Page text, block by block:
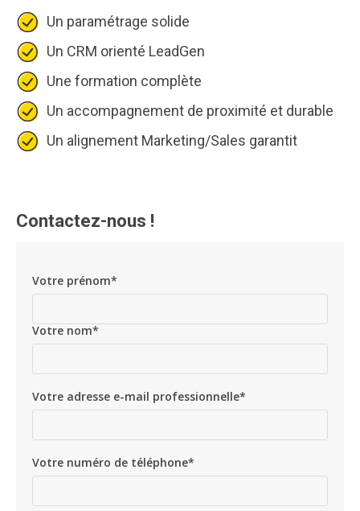
Un paramétrage solide
Un CRM orienté LeadGen
Une formation complète
Un accompagnement de proximité et durable
Un alignement Marketing/Sales garantit
Contactez-nous !
Votre prénom*
Votre nom*
Votre adresse e-mail professionnelle*
Votre numéro de téléphone*